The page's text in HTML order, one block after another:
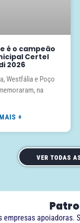
é o campeão
Certel
2026
Westfália e Poço
na
+
VER TODAS
empresas apoiadoras.